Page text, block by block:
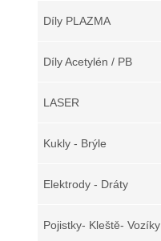
Díly PLAZMA
Díly Acetylén / PB
LASER
Kukly - Brýle
Elektrody - Dráty
Pojistky- Kleště- Vozíky